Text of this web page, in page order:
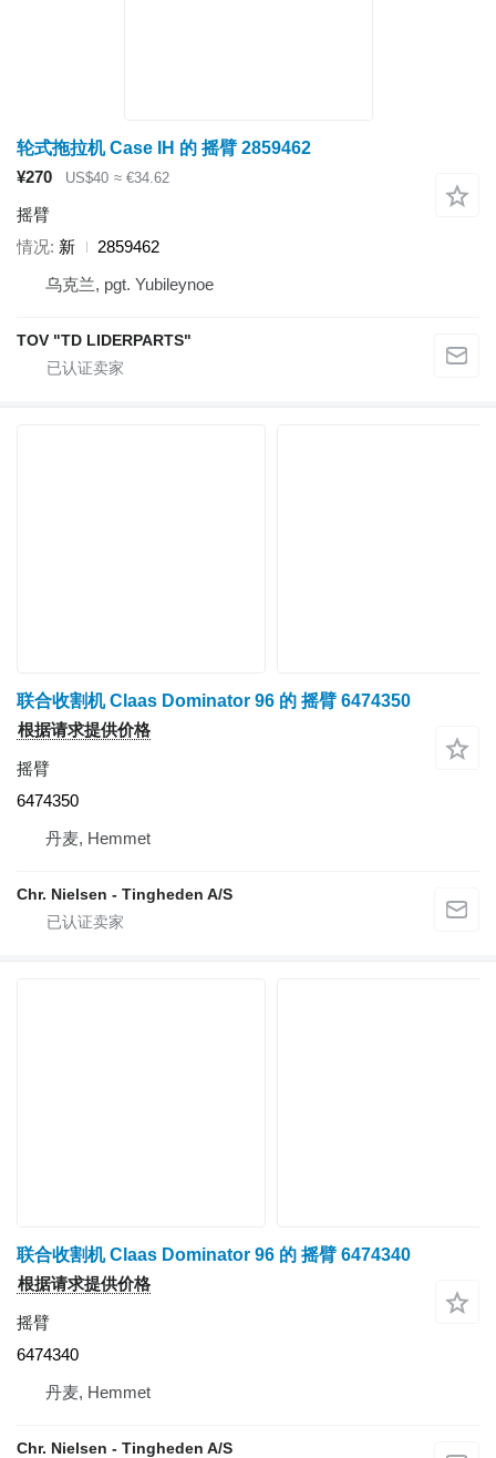
轮式拖拉机 Case IH 的 摇臂 2859462
¥270
US$40 ≈ €34.62
摇臂
情况 新
2859462
乌克兰, pgt. Yubileynoe
TOV "TD LIDERPARTS"
联合收割机 Claas Dominator 96 的 摇臂 6474350
根据请求提供价格
摇臂
6474350
丹麦, Hemmet
Chr. Nielsen - Tingheden A/S
联合收割机 Claas Dominator 96 的 摇臂 6474340
根据请求提供价格
摇臂
6474340
丹麦, Hemmet
Chr. Nielsen - Tingheden A/S